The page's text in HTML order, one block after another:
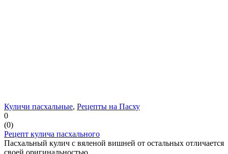
Куличи пасхальные, Рецепты на Пасху
0
(0)
Рецепт кулича пасхального
Пасхальный кулич с вяленой вишней от остальных отличается
своей оригинальностью, ...